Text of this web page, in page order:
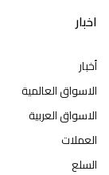
اخبار
أخبار
الاسواق العالمية
الاسواق العربية
العملات
السلع